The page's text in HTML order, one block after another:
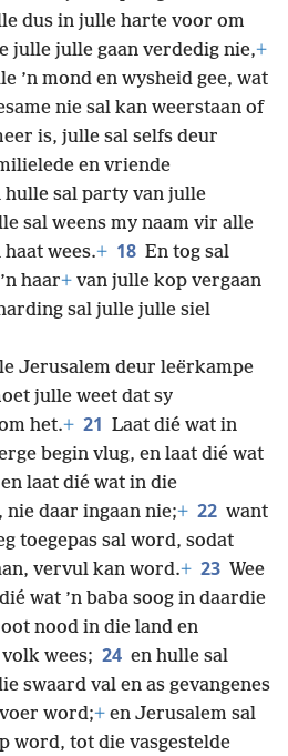
dus in julle harte voor om
julle julle gaan verdedig nie,+
’n mond en wysheid gee, wat
nie sal kan weerstaan of
is, julle sal selfs deur
en vriende
hulle sal party van julle
sal weens my naam vir alle
wees.+ 18 En tog sal
haar+ van julle kop vergaan
sal julle julle siel
Jerusalem deur leërkampe
julle weet dat sy
het.+ 21 Laat dié wat in
begin vlug, en laat dié wat
laat dié wat in die
daar ingaan nie;+ 22 want
toegepas sal word, sodat
vervul kan word.+ 23 Wee
wat ’n baba soog in daardie
nood in die land en
wees; 24 en hulle sal
swaard val en as gevangenes
word;+ en Jerusalem sal
word, tot die vasgestelde